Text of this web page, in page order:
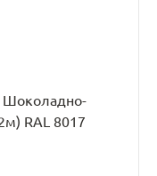
Шоколадно-
RAL 8017